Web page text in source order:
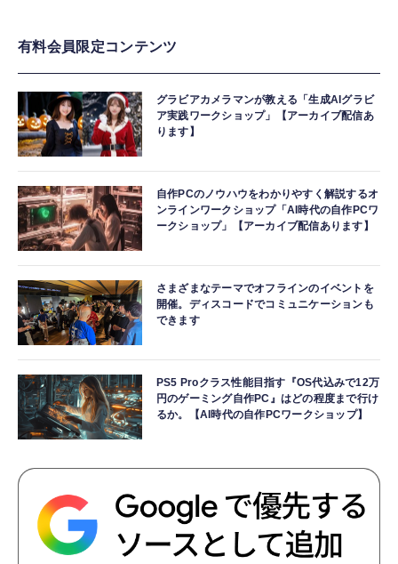
有料会員限定コンテンツ
グラビアカメラマンが教える「生成AIグラビ
ア実践ワークショップ」【アーカイブ配信あ
ります】
自作PCのノウハウをわかりやすく解説するオ
ンラインワークショップ「AI時代の自作PCワ
ークショップ」【アーカイブ配信あります】
さまざまなテーマでオフラインのイベントを
開催。ディスコードでコミュニケーションも
できます
PS5 Proクラス性能目指す『OS代込みで12万
円のゲーミング自作PC』はどの程度まで行け
るか。【AI時代の自作PCワークショップ】